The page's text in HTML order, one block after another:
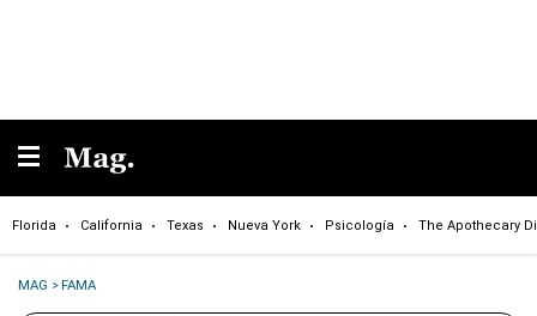
Florida California Texas Nueva York Psicología The Apothecary
MAG >FAMA